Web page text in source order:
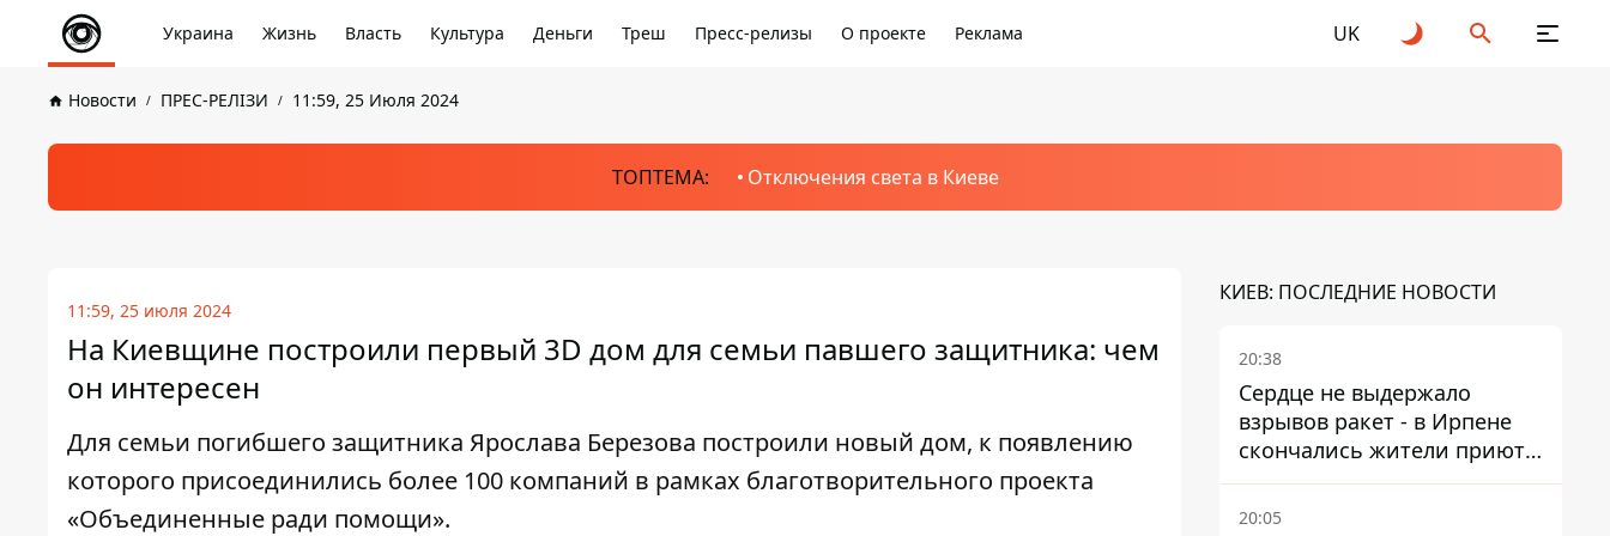
Украина Жизнь Власть Культура Деньги Треш Пресс-релизы О проекте Реклама UK
Новости ПРЕС-РЕЛІЗИ 11:59, 25 Июля 2024
ТОПТЕМА: Отключения света в Киеве
11:59, 25 июля 2024
На Киевщине построили первый 3D дом для семьи павшего защитника: чем
он интересен
Для семьи погибшего защитника Ярослава Березова построили новый дом, к появлению
которого присоединились более 100 компаний в рамках благотворительного проекта
«Объединенные ради помощи».
КИЕВ: ПОСЛЕДНИЕ НОВОСТИ
20:38
Сердце не выдержало
взрывов ракет - в Ирпене
скончались жители приюта
для собак с инвалидностью
20:05